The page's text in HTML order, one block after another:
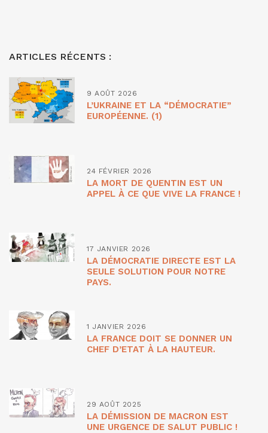
ARTICLES RÉCENTS :
9 AOÛT 2026
L’UKRAINE ET LA “DÉMOCRATIE”
EUROPÉENNE. (1)
24 FÉVRIER 2026
LA MORT DE QUENTIN EST UN
APPEL À CE QUE VIVE LA FRANCE !
17 JANVIER 2026
LA DÉMOCRATIE DIRECTE EST LA
SEULE SOLUTION POUR NOTRE
PAYS.
1 JANVIER 2026
LA FRANCE DOIT SE DONNER UN
CHEF D’ETAT À LA HAUTEUR.
29 AOÛT 2025
LA DÉMISSION DE MACRON EST
UNE URGENCE DE SALUT PUBLIC !